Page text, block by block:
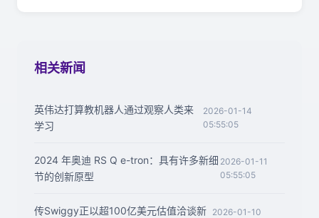
相关新闻
英伟达打算教机器人通过观察人类来
学习
2026-01-14
05:55:05
2024 年奥迪 RS Q e-tron：具有许多新细
节的创新原型
2026-01-11
05:55:05
传Swiggy正以超100亿美元估值洽谈新 2026-01-10